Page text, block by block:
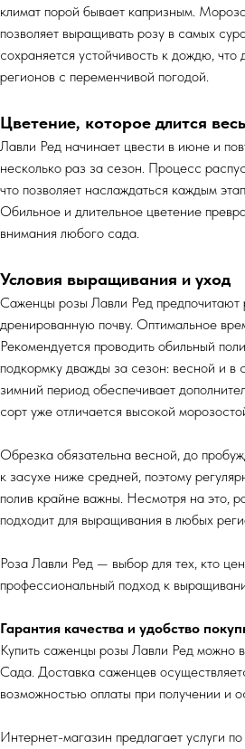
климат порой бывает капризным.
позволяет выращивать розу в самых
сохраняется устойчивость к дождю, что
регионов с переменчивой погодой.
Цветение, которое длится
Лавли Ред начинает цвести в июне и
несколько раз за сезон. Процесс
что позволяет наслаждаться каждым
Обильное и длительное цветение
внимания любого сада.
Условия выращивания и уход
Саженцы розы Лавли Ред предпочитают
дренированную почву. Оптимальное
Рекомендуется проводить обильный
подкормку дважды за сезон: весной и в
зимний период обеспечивает
сорт уже отличается высокой
Обрезка обязательна весной, до
к засухе ниже средней, поэтому
полив крайне важны. Несмотря на это,
подходит для выращивания в любых
Роза Лавли Ред — выбор для тех, кто
профессиональный подход к
Гарантия качества и удобство
Купить саженцы розы Лавли Ред можно
Сада. Доставка саженцев
возможностью оплаты при получении и
Интернет-магазин предлагает услуги